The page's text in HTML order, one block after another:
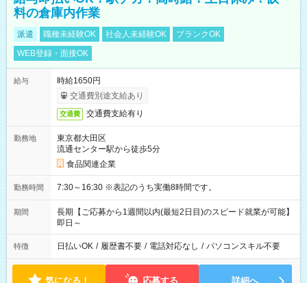
料の倉庫内作業
派遣 職種未経験OK 社会人未経験OK
ブランクOK
WEB登録・面接OK
給与
時給1650円
交通費別途支給あり
交通費 交通費支給有り
勤務地
東京都大田区
流通センター駅から徒歩5分
食品関連企業
勤務時間 7:30～16:30 ※表記のうち実働8時間です。
期間
長期【ご応募から1週間以内(最短2日目)のスピード就業が可能】
即日～
特徴 日払いOK / 履歴書不要 / 電話対応なし / パソコンスキル不要
気になる！ 応募する 詳細へ